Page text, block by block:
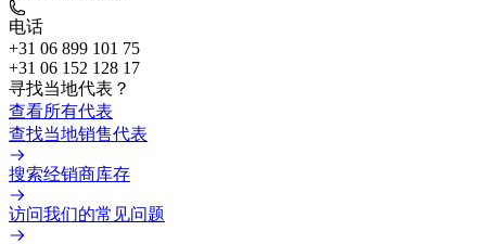
电话
+31 06 899 101 75
+31 06 152 128 17
寻找当地代表？
查看所有代表
查找当地销售代表
搜索经销商库存
访问我们的常见问题